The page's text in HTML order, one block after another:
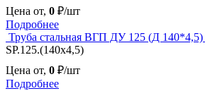
Цена от, 0 ₽/шт
Подробнее
Труба стальная ВГП ДУ 125 (Д
SP.125.(140x4,5)
Цена от, 0 ₽/шт
Подробнее